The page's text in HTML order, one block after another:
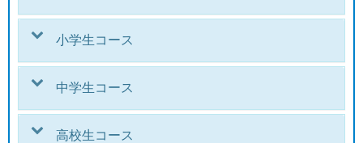
小学生コース
中学生コース
高校生コース